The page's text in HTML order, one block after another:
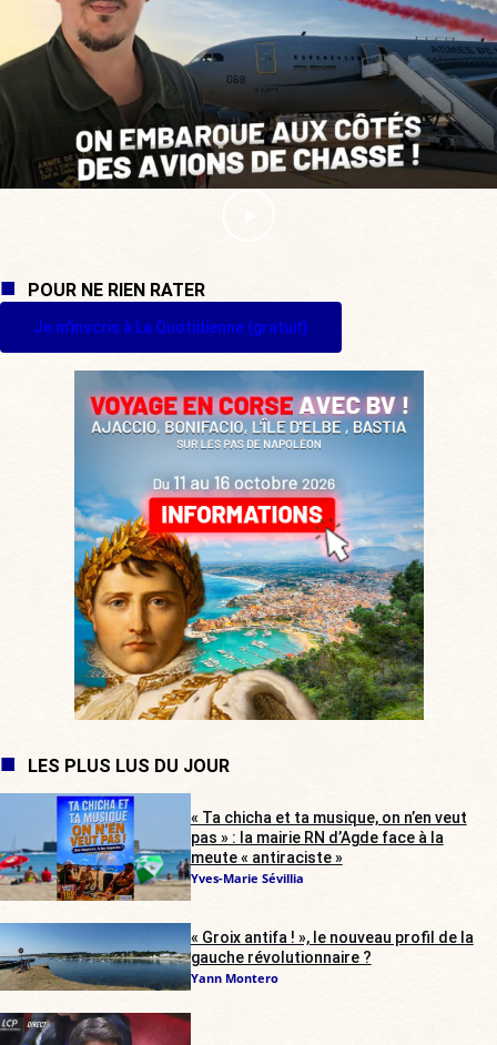
POUR NE RIEN RATER
Je m'inscris à La Quotidienne (gratuit)
LES PLUS LUS DU JOUR
« Ta chicha et ta musique, on n’en veut
pas » : la mairie RN d’Agde face à la
meute « antiraciste »
Yves-Marie Sévillia
« Groix antifa ! », le nouveau profil de la
gauche révolutionnaire ?
Yann Montero